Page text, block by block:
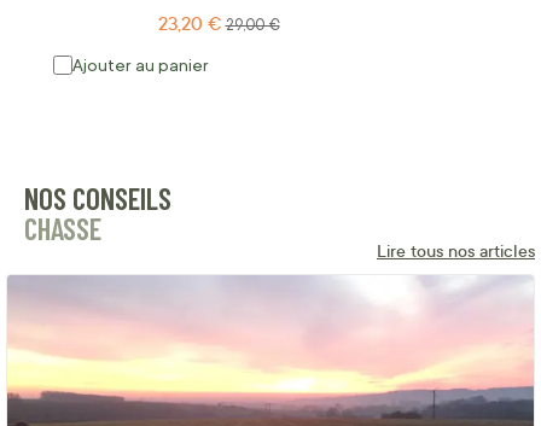
Prix Spécial
23,20 € Prix normal
29,00 €
Ajouter au panier
NOS CONSEILS
CHASSE
Lire tous nos articles